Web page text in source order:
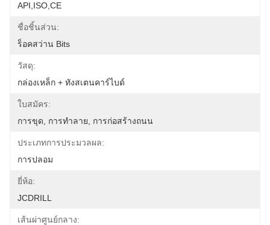
API,ISO,CE
ชื่อชิ้นส่วน:
ร็อคสว่าน Bits
วัสดุ:
กล่องเหล็ก + ทังสเตนคาร์ไบด์
ใบสมัคร:
การขุด, การทำลาย, การก่อสร้างถนน
ประเภทการประมวลผล:
การปลอม
ยี่ห้อ:
JCDRILL
เส้นผ่าศูนย์กลาง: